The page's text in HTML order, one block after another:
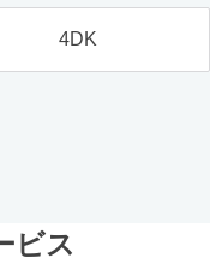
4DK
ビス